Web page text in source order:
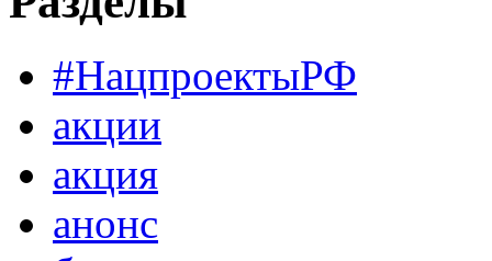
#НацпроектыРФ
акции
акция
анонс